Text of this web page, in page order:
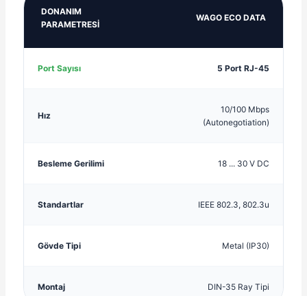
DONANIM
PARAMETRESİ
WAGO ECO DATA
Port Sayısı 5 Port RJ-45
Hız
10/100 Mbps
(Autonegotiation)
Besleme Gerilimi 18 ... 30 V DC
Standartlar IEEE 802.3, 802.3u
Gövde Tipi Metal (IP30)
Montaj DIN-35 Ray Tipi